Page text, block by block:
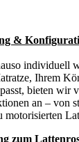
&
individuell
Ihrem
bieten wir
an – von
motorisierten
zum